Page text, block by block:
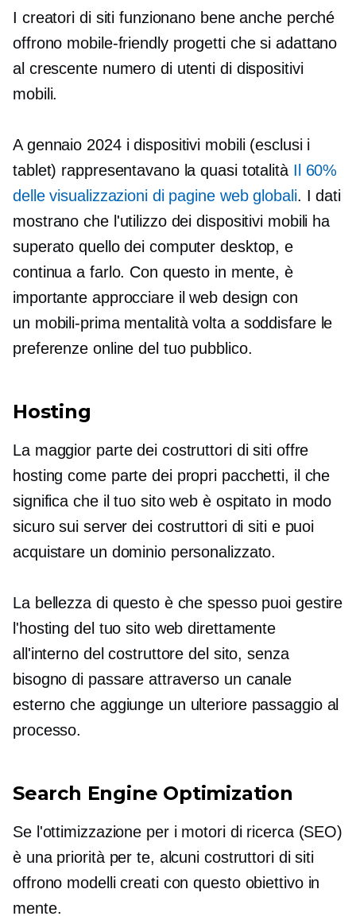
I creatori di siti funzionano bene anche perché
offrono mobile-friendlyprogetti che si adattano
al crescente numero di utenti di dispositivi
mobili.
A gennaio 2024 i dispositivi mobili (esclusi i
tablet) rappresentavano la quasi totalità Il 60%
delle visualizzazioni di pagine web globali. I dati
mostrano che l'utilizzo dei dispositivi mobili ha
superato quello dei computer desktop, e
continua a farlo. Con questo in mente, è
importante approcciare il web design con
un mobili-primamentalità volta a soddisfare le
preferenze online del tuo pubblico.
Hosting
La maggior parte dei costruttori di siti offre
hosting come parte dei propri pacchetti, il che
significa che il tuo sito web è ospitato in modo
sicuro sui server dei costruttori di siti e puoi
acquistare un dominio personalizzato.
La bellezza di questo è che spesso puoi gestire
l'hosting del tuo sito web direttamente
all'interno del costruttore del sito, senza
bisogno di passare attraverso un canale
esterno che aggiunge un ulteriore passaggio al
processo.
Search Engine Optimization
Se l'ottimizzazione per i motori di ricerca (SEO)
è una priorità per te, alcuni costruttori di siti
offrono modelli creati con questo obiettivo in
mente.